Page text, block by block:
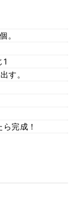
。
1
す。
完成！